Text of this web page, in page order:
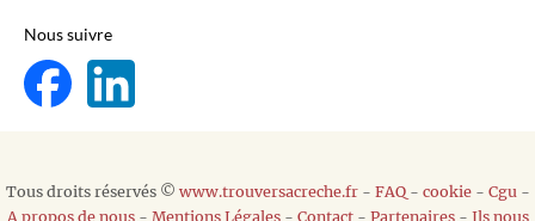
Nous suivre
Tous droits réservés © www.trouversacreche.fr- FAQ- cookie- Cgu -
A propos de nous- Mentions Légales- Contact- Partenaires- Ils nous